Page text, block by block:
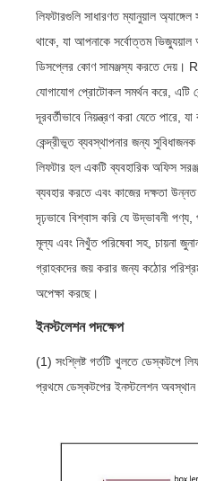
লিফটারগুলি সাধারণত ম্যানুয়াল
থাকে, যা আপনাকে সর্বোত্তম ভিজ্যুয়াল
ডিসপ্লের কোণ সামঞ্জস্য করতে
যোগাযোগ প্রোটোকল সমর্থন করে, এটি
দূরবর্তীভাবে নিয়ন্ত্রণ করা যেতে পারে,
কেন্দ্রীভূত ব্যবস্থাপনার জন্য
লিফটার হল একটি ব্যবহারিক অফিস
ব্যবহার করতে এবং কাজের দক্ষতা
দৃঢ়ভাবে বিশ্বাস করি যে উদ্ভাবনী
মূল্য এবং নিখুঁত পরিষেবা সহ, চায়না
গ্রাহকদের জয় করার জন্য কঠোর
অপেক্ষা করছে।
ইনস্টলেশন পদক্ষেপ
(1) সংশ্লিষ্ট গর্তটি খুলতে ডেস্কটপে
প্রথমে ডেস্কটপের ইনস্টলেশন অবস্থান